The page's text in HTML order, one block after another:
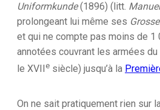
Uniformkunde(1896) (litt.
prolongeant lui même ses
et qui ne compte pas moins de 1
annotées couvrant les armées
le XVII e siècle) jusqu’à la
On ne sait pratiquement rien sur